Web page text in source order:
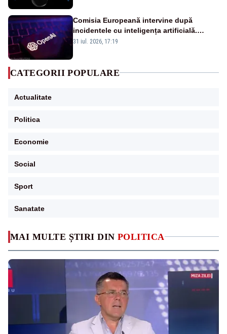
MAI MULTE ȘTIRI DIN POLITICA
Comisia Europeană intervine după
incidentele cu inteligența artificială.
OpenAI și Anthropic, vizate
31 iul. 2026, 17:19
CATEGORII POPULARE
Actualitate
Politica
Economie
Social
Sport
Sanatate